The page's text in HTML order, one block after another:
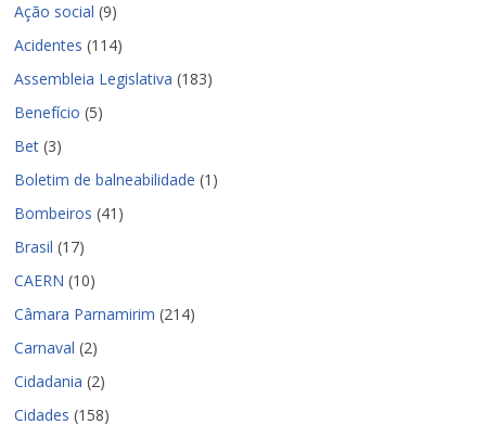
Ação social (9)
Acidentes (114)
Assembleia Legislativa (183)
Benefício (5)
Bet (3)
Boletim de balneabilidade (1)
Bombeiros (41)
Brasil (17)
CAERN (10)
Câmara Parnamirim (214)
Carnaval (2)
Cidadania (2)
Cidades (158)